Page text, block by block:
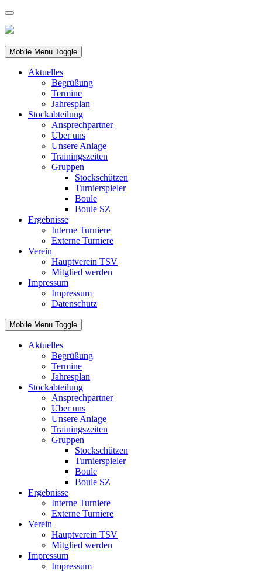
Mobile Menu Toggle
Aktuelles
Begrüßung
Termine
Jahresplan
Stockabteilung
Ansprechpartner
Über uns
Unsere Anlage
Trainingszeiten
Gruppen
Stockschützen
Turnierspieler
Boule
Boule SZ
Ergebnisse
Interne Turniere
Externe Turniere
Verein
Hauptverein TSV
Mitglied werden
Impressum
Impressum
Datenschutz
Mobile Menu Toggle
Aktuelles
Begrüßung
Termine
Jahresplan
Stockabteilung
Ansprechpartner
Über uns
Unsere Anlage
Trainingszeiten
Gruppen
Stockschützen
Turnierspieler
Boule
Boule SZ
Ergebnisse
Interne Turniere
Externe Turniere
Verein
Hauptverein TSV
Mitglied werden
Impressum
Impressum